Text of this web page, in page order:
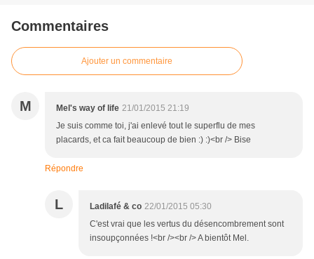
Commentaires
Ajouter un commentaire
M Mel's way of life 21/01/2015 21:19
Je suis comme toi, j'ai enlevé tout le superflu de mes
placards, et ca fait beaucoup de bien :) :)<br /> Bise
Répondre
L Ladilafé & co 22/01/2015 05:30
C'est vrai que les vertus du désencombrement sont
insoupçonnées !<br /><br /> A bientôt Mel.